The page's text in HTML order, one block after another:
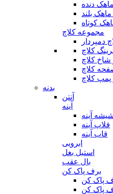
ماهک دنده
بلند
کوتاه
مجموعه کلاچ
دمپردار
کلاچ
شاخ کلاچ
کلاچ
پمپ کلاچ
بدنه
آنتن
آینه
شیشه آینه
فلاپ آینه
قاب آینه
ابرویی
استیل بغل
بال عقب
برف پاک کن
پاک کن
پاک کن